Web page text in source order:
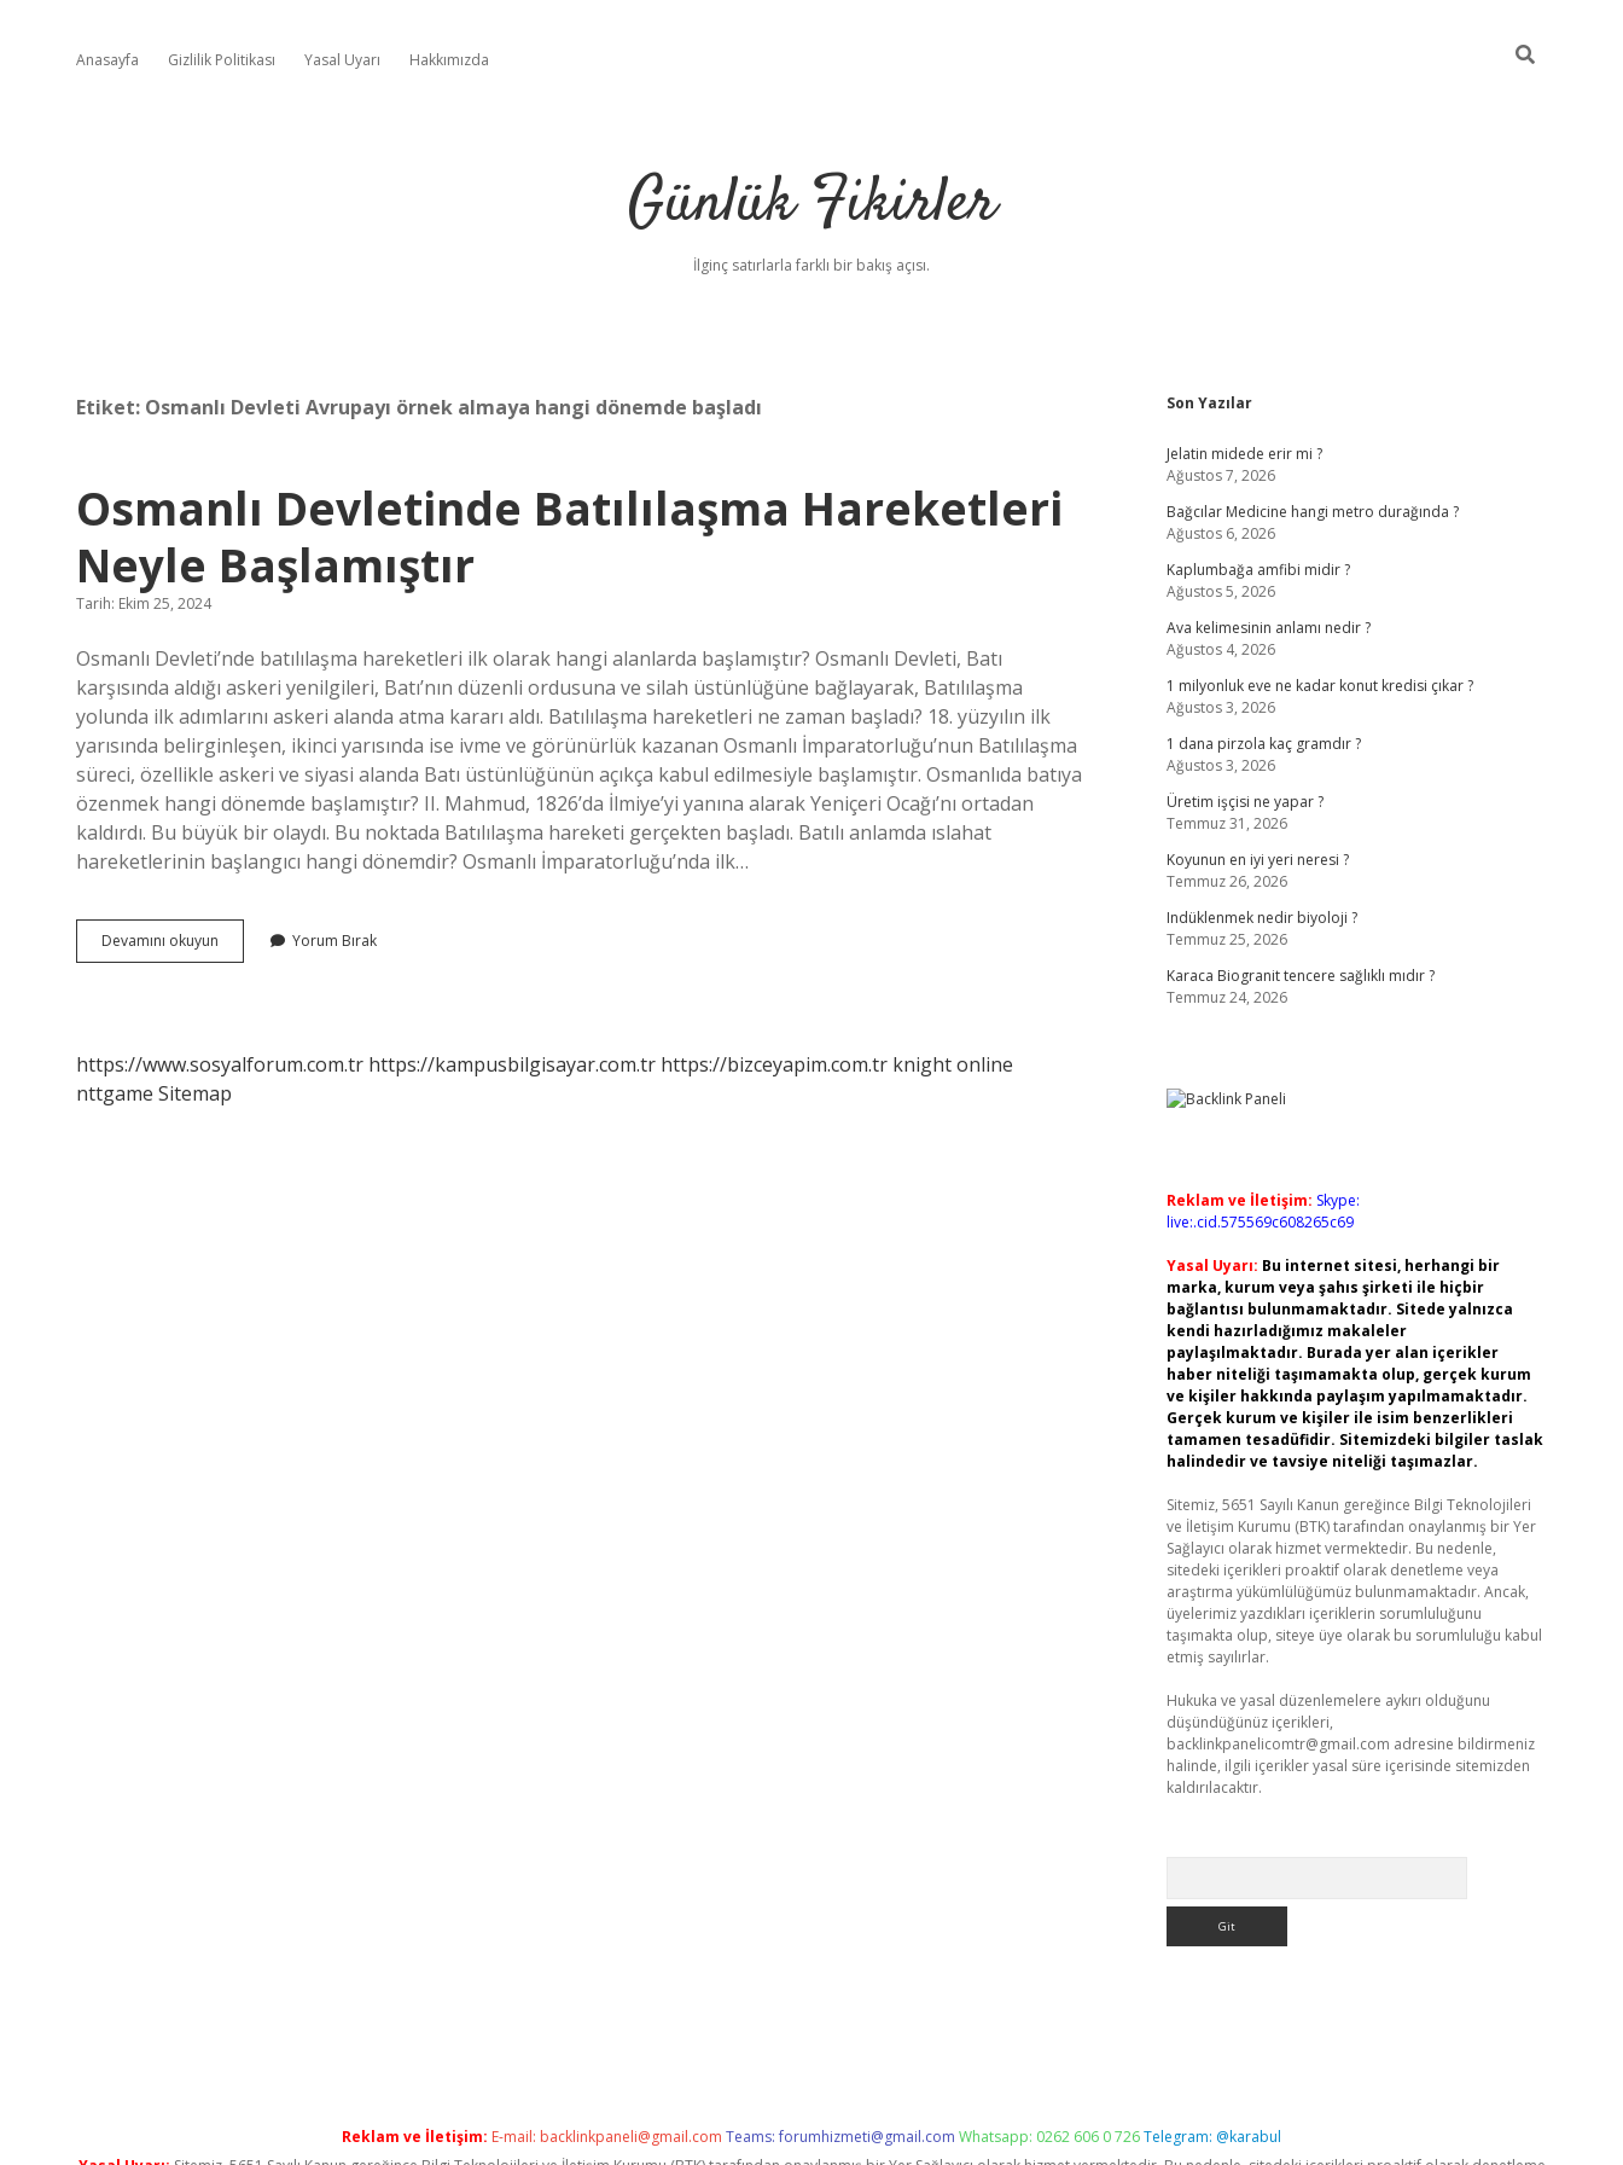
Anasayfa Gizlilik Politikası Yasal Uyarı Hakkımızda
Günlük Fikirler
İlginç satırlarla farklı bir bakış açısı.
Etiket: Osmanlı Devleti Avrupayı örnek almaya hangi dönemde başladı
Osmanlı Devletinde Batılılaşma Hareketleri
Neyle Başlamıştır
Tarih: Ekim 25, 2024
Osmanlı Devleti’nde batılılaşma hareketleri ilk olarak hangi alanlarda başlamıştır? Osmanlı Devleti, Batı
karşısında aldığı askeri yenilgileri, Batı’nın düzenli ordusuna ve silah üstünlüğüne bağlayarak, Batılılaşma
yolunda ilk adımlarını askeri alanda atma kararı aldı. Batılılaşma hareketleri ne zaman başladı? 18. yüzyılın ilk
yarısında belirginleşen, ikinci yarısında ise ivme ve görünürlük kazanan Osmanlı İmparatorluğu’nun Batılılaşma
süreci, özellikle askeri ve siyasi alanda Batı üstünlüğünün açıkça kabul edilmesiyle başlamıştır. Osmanlıda batıya
özenmek hangi dönemde başlamıştır? II. Mahmud, 1826’da İlmiye’yi yanına alarak Yeniçeri Ocağı’nı ortadan
kaldırdı. Bu büyük bir olaydı. Bu noktada Batılılaşma hareketi gerçekten başladı. Batılı anlamda ıslahat
hareketlerinin başlangıcı hangi dönemdir? Osmanlı İmparatorluğu’nda ilk…
Devamını okuyun Osmanlı
Devletinde
Yorum Bırak
https://www.sosyalforum.com.tr https://kampusbilgisayar.com.tr https://bizceyapim.com.tr knight online
nttgame Sitemap
Sidebar
Son Yazılar
Jelatin midede erir mi ?
Ağustos 7, 2026
Bağcılar Medicine hangi metro durağında ?
Ağustos 6, 2026
Kaplumbağa amfibi midir ?
Ağustos 5, 2026
Ava kelimesinin anlamı nedir ?
Ağustos 4, 2026
1 milyonluk eve ne kadar konut kredisi çıkar ?
Ağustos 3, 2026
1 dana pirzola kaç gramdır ?
Ağustos 3, 2026
Üretim işçisi ne yapar ?
Temmuz 31, 2026
Koyunun en iyi yeri neresi ?
Temmuz 26, 2026
Indüklenmek nedir biyoloji ?
Temmuz 25, 2026
Karaca Biogranit tencere sağlıklı mıdır ?
Temmuz 24, 2026
Reklam ve İletişim: Skype:
live:.cid.575569c608265c69
Yasal Uyarı: Bu internet sitesi, herhangi bir
marka, kurum veya şahıs şirketi ile hiçbir
bağlantısı bulunmamaktadır. Sitede yalnızca
kendi hazırladığımız makaleler
paylaşılmaktadır. Burada yer alan içerikler
haber niteliği taşımamakta olup, gerçek kurum
ve kişiler hakkında paylaşım yapılmamaktadır.
Gerçek kurum ve kişiler ile isim benzerlikleri
tamamen tesadüfidir. Sitemizdeki bilgiler taslak
halindedir ve tavsiye niteliği taşımazlar.
Sitemiz, 5651 Sayılı Kanun gereğince Bilgi Teknolojileri
ve İletişim Kurumu (BTK) tarafından onaylanmış bir Yer
Sağlayıcı olarak hizmet vermektedir. Bu nedenle,
sitedeki içerikleri proaktif olarak denetleme veya
araştırma yükümlülüğümüz bulunmamaktadır. Ancak,
üyelerimiz yazdıkları içeriklerin sorumluluğunu
taşımakta olup, siteye üye olarak bu sorumluluğu kabul
etmiş sayılırlar.
Hukuka ve yasal düzenlemelere aykırı olduğunu
düşündüğünüz içerikleri,
backlinkpanelicomtr@gmail.com adresine bildirmeniz
halinde, ilgili içerikler yasal süre içerisinde sitemizden
kaldırılacaktır.
Reklam ve İletişim: E-mail: backlinkpaneli@gmail.com Teams:forumhizmeti@gmail.com Whatsapp: 0262 606 0 726Telegram: @karabul